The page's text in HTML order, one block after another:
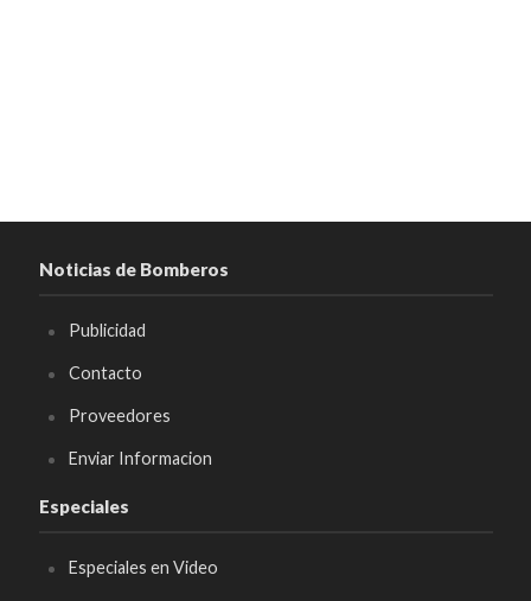
Noticias de Bomberos
Publicidad
Contacto
Proveedores
Enviar Informacion
Especiales
Especiales en Video